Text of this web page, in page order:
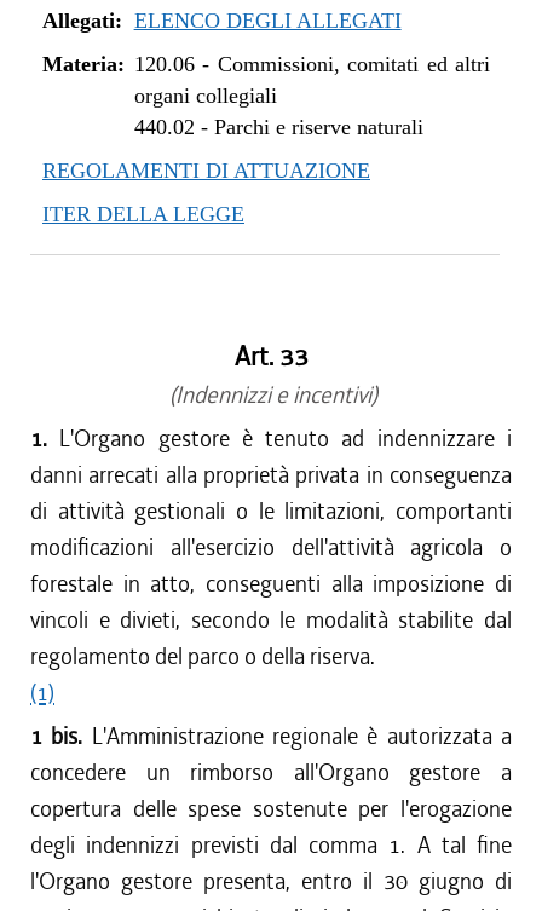
Allegati: ELENCO DEGLI ALLEGATI
Materia: 120.06- Commissioni, comitati ed altri
organi collegiali
440.02 - Parchi e riserve naturali
REGOLAMENTI DI ATTUAZIONE
ITER DELLA LEGGE
Art. 33
(Indennizzi e incentivi)
1. L'Organo gestore è tenuto ad indennizzare i
danni arrecati alla proprietà privata in conseguenza
di attività gestionali o le limitazioni, comportanti
modificazioni all'esercizio dell'attività agricola o
forestale in atto, conseguenti alla imposizione di
vincoli e divieti, secondo le modalità stabilite dal
regolamento del parco o della riserva.
(1)
1 bis. L'Amministrazione regionale è autorizzata a
concedere un rimborso all'Organo gestore a
copertura delle spese sostenute per l'erogazione
degli indennizzi previsti dal comma 1. A tal fine
l'Organo gestore presenta, entro il 30 giugno di